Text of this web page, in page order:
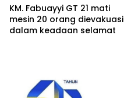
KM. Fabuayyi GT 21 mati
mesin 20 orang dievakuasi
dalam keadaan selamat